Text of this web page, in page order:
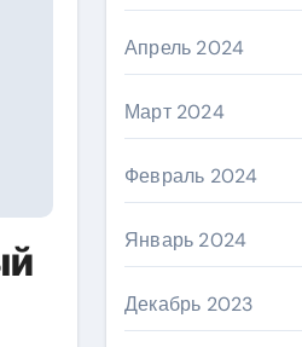
Апрель 2024
Март 2024
Февраль 2024
Январь 2024
Декабрь 2023